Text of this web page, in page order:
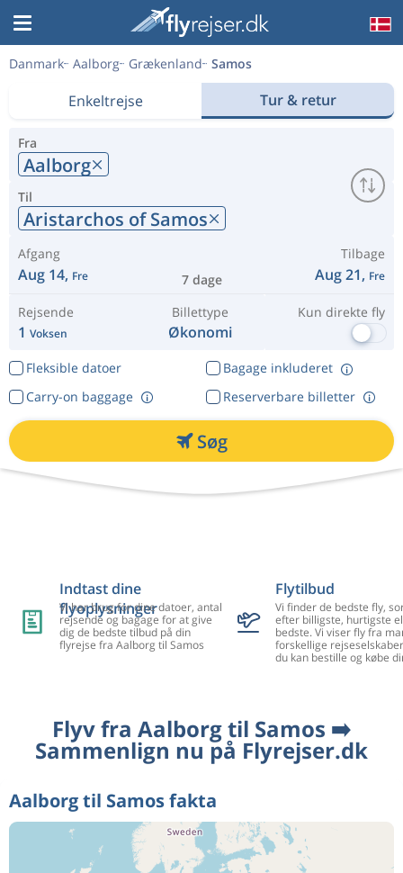
Danmark Aalborg Grækenland Samos
Enkeltrejse Tur & retur
Fra
Aalborg
Til
Aristarchos of Samos
Afgang
Aug 14, Fre 7 dage
Tilbage
Aug 21, Fre
Rejsende
1 Voksen
Billettype
Økonomi
Kun direkte fly
Fleksible datoer
Bagage inkluderet
Reserverbare billetter
Carry-on baggage
Søg
Indtast dine
flyoplysninger
Vi har brug for dine datoer, antal
rejsende og bagage for at give
dig de bedste tilbud på din
flyrejse fra Aalborg til Samos
Flytilbud
Vi finder de bedste fly,
efter billigste, hurtigste
bedste. Vi viser fly fra
forskellige
du kan bestille og købe
Flyv fra Aalborg til Samos ➡️
Sammenlign nu på Flyrejser.dk
Aalborg til Samos fakta